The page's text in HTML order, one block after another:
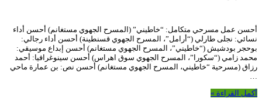
أحسن عمل مسرحي متكامل: “خاطيني” (المسرح الجهوي مستغانم) أحسن أداء
نسائي: نجلى طارلي (“أرامل”، المسرح الجهوي قسنطينة) أحسن أداء رجالي:
بوحجر بودشيش (“خاطيني”، المسرح الجهوي مستغانم) أحسن إبداع موسيقي:
محمد زامي (“سكورا”، المسرح الجهوي سوق اهراس) أحسن سينوغرافيا: أحمد
رزاق (مسرحية “خاطيني، المسرح الجهوي مستغانم) أحسن نص: بن عمارة ماحي
أكمل القراءة »